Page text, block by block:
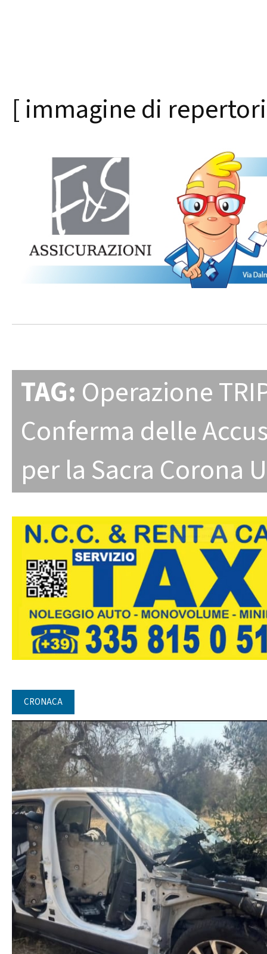
[ immagine di
TAG: Operazione
Conferma delle
per la Sacra Corona
CRONACA